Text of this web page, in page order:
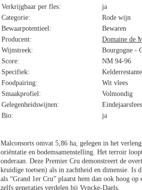
Verkrijgbaar per fles:
ja
Categorie:
Rode wijn
Bewaarpotentieel:
Bewaren
Producent:
Domaine de
Wijnstreek:
Bourgogne -
Score:
NM 94-96
Specifiek:
Foodpairing:
Wit vlees
Smaakprofiel:
Volmondig
Gelegenheidswijnen:
Bio:
ja
Malconsorts omvat 5,86 ha, gelegen in het
oriëntatie en bodemsamenstelling. Het terroir
onderaan. Deze Premier Cru demonstreert de
kruidige toetsen) als in zachtheid en dimensie. Is
als “Grand 1er Cru” plaatst hem dan ook hoog
zelfs generaties verdelen bij Vyncke-Daels.